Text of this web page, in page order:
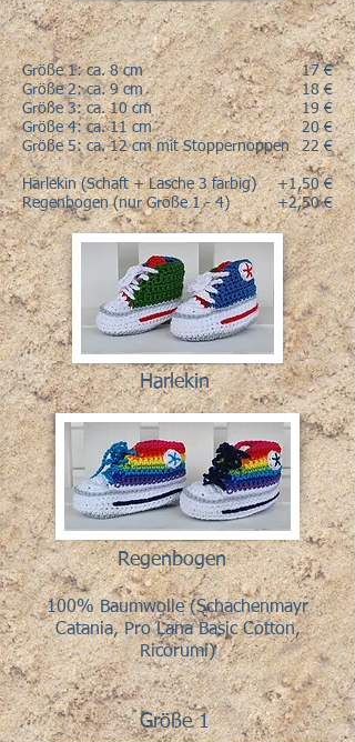
Größe 1: ca. 8 cm
Größe 2: ca. 9 cm
Größe 3: ca. 10 cm
Größe 4: ca. 11 cm
Größe 5: ca. 12 cm mit Stoppernoppen
Harlekin (Schaft + Lasche 3 farbig)
Regenbogen (nur Größe 1 - 4)
17 €
18 €
19 €
20 €
22 €
+1,50 €
+2,50 €
Harlekin
100% Baumwolle (Schachenmayr
Catania, Pro Lana Basic Cotton,
Ricorumi)
Regenbogen
Größe 1